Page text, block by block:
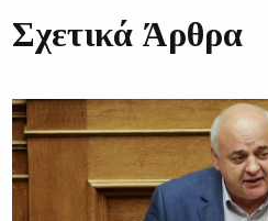
Σχετικά Άρθρα